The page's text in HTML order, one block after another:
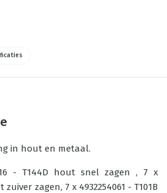
in hout en metaal.
- T144D hout snel zagen , 7 x
zuiver zagen, 7 x 4932254061 - T101B